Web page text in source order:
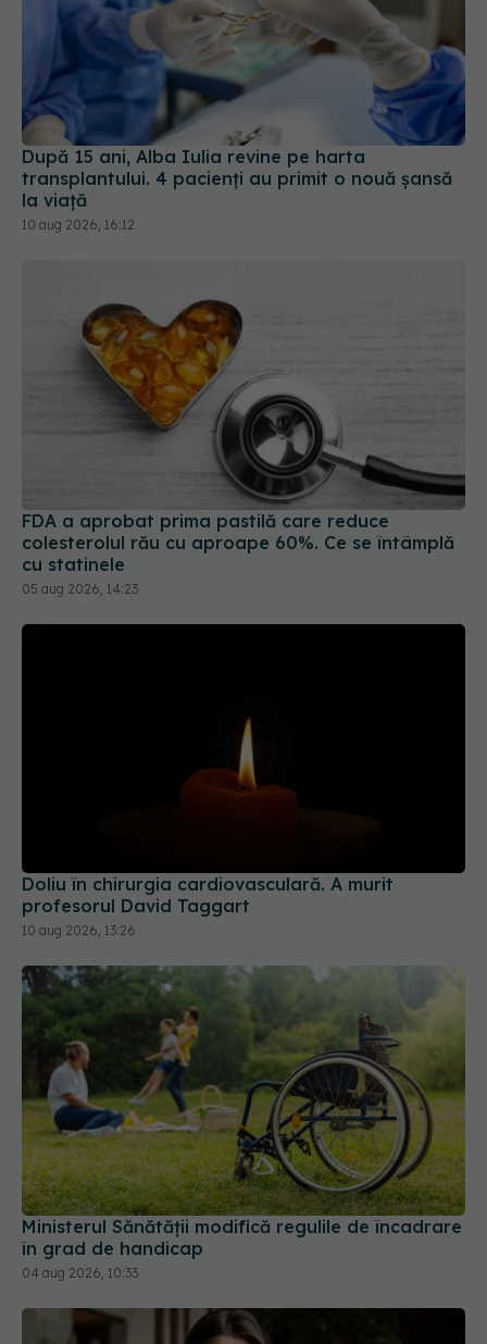
După 15 ani, Alba Iulia revine pe harta
transplantului. 4 pacienți au primit o nouă șansă
la viață
10 aug 2026, 16:12
FDA a aprobat prima pastilă care reduce
colesterolul rău cu aproape 60%. Ce se întâmplă
cu statinele
05 aug 2026, 14:23
Doliu în chirurgia cardiovasculară. A murit
profesorul David Taggart
10 aug 2026, 13:26
Ministerul Sănătății modifică regulile de încadrare
în grad de handicap
04 aug 2026, 10:33